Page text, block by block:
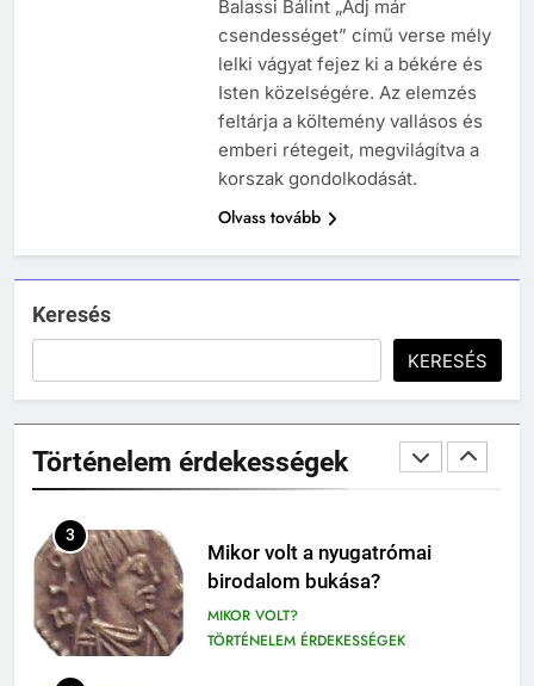
Balassi Bálint „Adj már
csendességet” című verse mély
lelki vágyat fejez ki a békére és
Isten közelségére. Az elemzés
feltárja a költemény vallásos és
emberi rétegeit, megvilágítva a
korszak gondolkodását.
Olvass tovább
Keresés
KERESÉS
Történelem érdekességek
TÖRTÉNELEM ÉRDEKESSÉGEK
Mikor volt a római birodalom
bukása, és mi történt utána?
MIKOR VOLT?
TÖRTÉNELEM ÉRDEKESSÉGEK
Ki volt Zeusz?
KIK VOLTAK?
2
TÖRTÉNELEM ÉRDEKESSÉGEK
3
Mikor volt a nyugatrómai
birodalom bukása?
MIKOR VOLT?
TÖRTÉNELEM ÉRDEKESSÉGEK
Gárdonyi Géza: Az egri csillagok
5-8. OSZTÁLY 6. OSZTÁLY OLVASÓNAPLÓ
olvasónapló
12. OSZTÁLY OLVASÓNAPLÓ
9-12. OSZTÁLY OLVASÓNAPLÓ